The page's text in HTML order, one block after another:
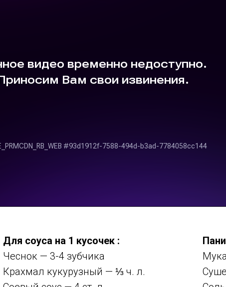
Для соуса на 1 кусочек :
Чеснок — 3-4 зубчика
Крахмал кукурузный — ⅓ ч. л.